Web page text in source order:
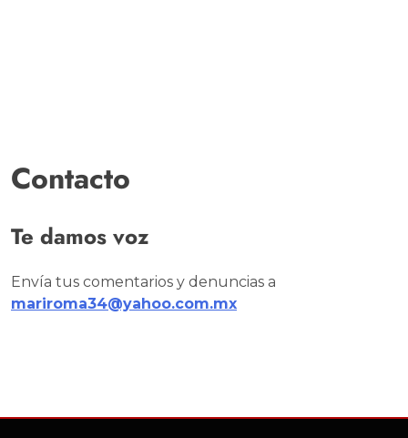
Contacto
Te damos voz
Envía tus comentarios y denuncias a
mariroma34@yahoo.com.mx